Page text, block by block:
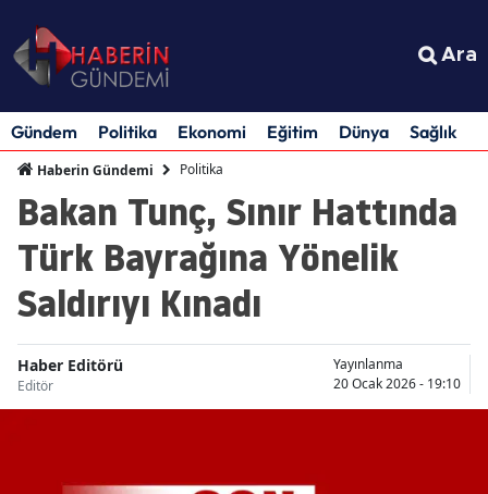
Ara
Gündem Politika Ekonomi Eğitim Dünya Sağlık
Haberin Gündemi Politika
Bakan Tunç, Sınır Hattında
Türk Bayrağına Yönelik
Saldırıyı Kınadı
Haber Editörü
Editör
Yayınlanma
20 Ocak 2026 - 19:10